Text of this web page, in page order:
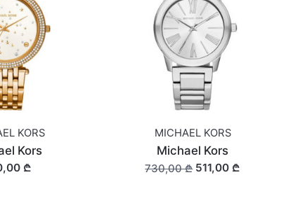
KORS
Kors
₾
MICHAEL KORS
Michael Kors
730,00 ₾511,00 ₾